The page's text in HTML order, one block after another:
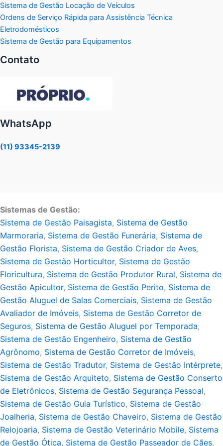
Sistema de Gestão Locação de Veículos
Ordens de Serviço Rápida para Assistência Técnica
Eletrodomésticos
Sistema de Gestão para Equipamentos
Contato
WhatsApp
(11) 93345-2139
Sistemas de Gestão:
Sistema de Gestão Paisagista, Sistema de Gestão
Marmoraria, Sistema de Gestão Funerária, Sistema de
Gestão Florista, Sistema de Gestão Criador de Aves,
Sistema de Gestão Horticultor, Sistema de Gestão
Floricultura, Sistema de Gestão Produtor Rural, Sistema de
Gestão Apicultor, Sistema de Gestão Perito, Sistema de
Gestão Aluguel de Salas Comerciais, Sistema de Gestão
Avaliador de Imóveis, Sistema de Gestão Corretor de
Seguros, Sistema de Gestão Aluguel por Temporada,
Sistema de Gestão Engenheiro, Sistema de Gestão
Agrônomo, Sistema de Gestão Corretor de Imóveis,
Sistema de Gestão Tradutor, Sistema de Gestão Intérprete,
Sistema de Gestão Arquiteto, Sistema de Gestão Conserto
de Eletrônicos, Sistema de Gestão Segurança Pessoal,
Sistema de Gestão Guia Turístico, Sistema de Gestão
Joalheria, Sistema de Gestão Chaveiro, Sistema de Gestão
Relojoaria, Sistema de Gestão Veterinário Mobile, Sistema
de Gestão Ótica, Sistema de Gestão Passeador de Cães,